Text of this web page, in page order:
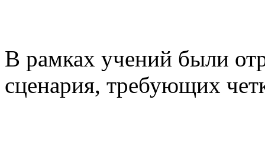
В рамках учений были
сценария, требующих